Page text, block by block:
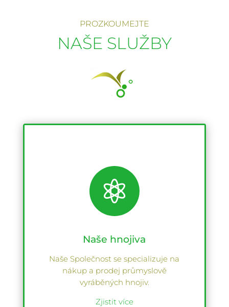
PROZKOUMEJTE
NAŠE SLUŽBY

Naše hnojiva
Naše Společnost se specializuje na
nákup a prodej průmyslově
vyráběných hnojiv.
Zjistit více